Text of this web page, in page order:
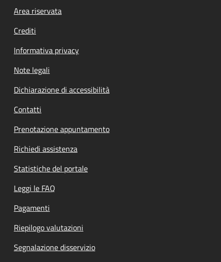
Footer menu
Area riservata
Crediti
Informativa privacy
Note legali
Dichiarazione di accessibilità
Contatti
Prenotazione appuntamento
Richiedi assistenza
Statistiche del portale
Leggi le FAQ
Pagamenti
Riepilogo valutazioni
Segnalazione disservizio